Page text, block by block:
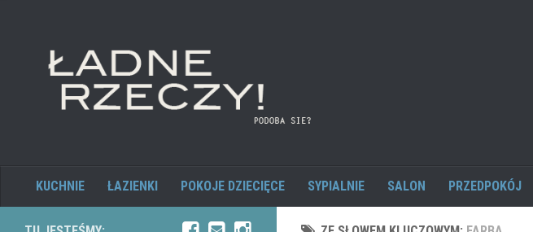
KUCHNIE ŁAZIENKI POKOJE DZIECIĘCE SYPIALNIE SALON PRZEDPOKÓJ